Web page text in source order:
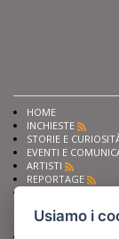
HOME
INCHIESTE
STORIE E
EVENTI E
ARTISTI
REPORTAGE
Usiamo i